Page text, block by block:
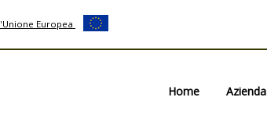
Europea
Home
Azienda